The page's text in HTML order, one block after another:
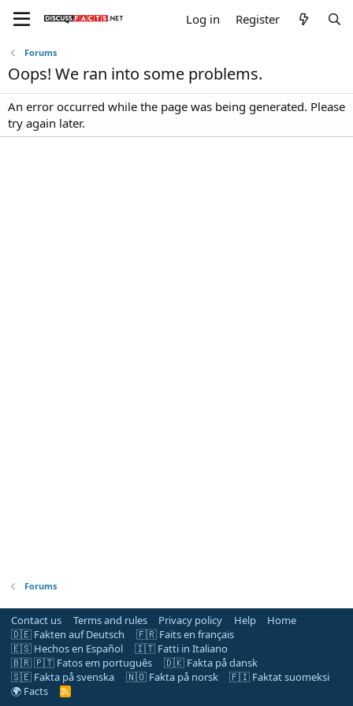
Log in Register
Forums
Oops! We ran into some problems.
An error occurred while the page was being generated. Please
try again later.
Forums
Contact us Terms and rules Privacy policy Help
Home
🇩🇪 Fakten auf Deutsch
🇫🇷 Faits en français
🇪🇸 Hechos en Español
🇮🇹 Fatti in Italiano
🇧🇷 🇵🇹 Fatos em português
🇩🇰 Fakta på dansk
🇸🇪 Fakta på svenska
🇳🇴 Fakta på norsk
🇫🇮 Faktat suomeksi
🌍 Facts
R